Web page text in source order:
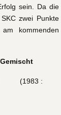
sein. Da die
zwei Punkte
kommenden
II (1983 :